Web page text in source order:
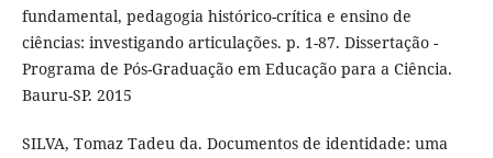
fundamental, pedagogia histórico-crítica e ensino de
ciências: investigando articulações. p. 1-87. Dissertação -
Programa de Pós-Graduação em Educação para a Ciência.
Bauru-SP. 2015
SILVA, Tomaz Tadeu da. Documentos de identidade: uma